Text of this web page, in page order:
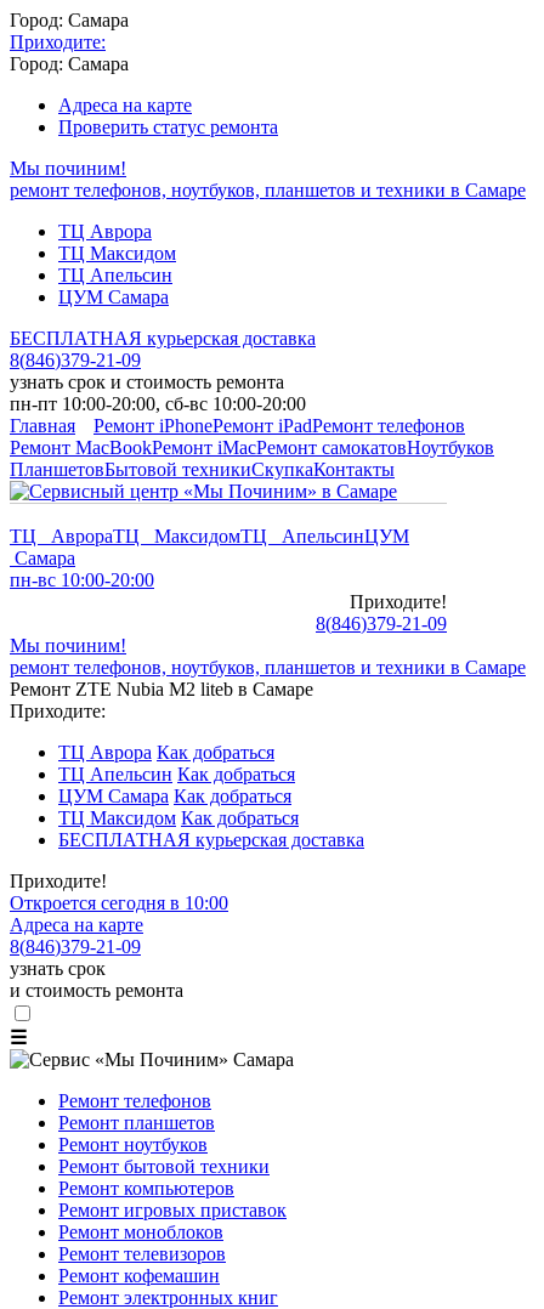
Город: Самара
Приходите:
Город: Самара
Адреса на карте
Проверить статус ремонта
Мы починим!
ремонт телефонов, ноутбуков, планшетов и техники в Самаре
ТЦ Аврора
ТЦ Максидом
ТЦ Апельсин
ЦУМ Самара
БЕСПЛАТНАЯ курьерская доставка
8(846)379-21-09
узнать срок и стоимость ремонта
пн-пт 10:00-20:00, сб-вс 10:00-20:00
Главная
Ремонт iPhoneРемонт iPadРемонт телефонов
Ремонт MacBookРемонт iMacРемонт самокатовНоутбуков
ПланшетовБытовой техникиСкупкаКонтакты
ТЦ АврораТЦ МаксидомТЦ АпельсинЦУМ
Самара
пн-вс 10:00-20:00
Приходите!
8(846)379-21-09
Мы починим!
ремонт телефонов, ноутбуков, планшетов и техники в Самаре
Ремонт ZTE Nubia M2 liteb в Самаре
Приходите:
ТЦ Аврора Как добраться
ТЦ Апельсин Как добраться
ЦУМ Самара Как добраться
ТЦ Максидом Как добраться
БЕСПЛАТНАЯ курьерская доставка
Приходите!
Откроется сегодня в 10:00
Адреса на карте
8(846)379-21-09
узнать срок
и стоимость ремонта
☰
Ремонт телефонов
Ремонт планшетов
Ремонт ноутбуков
Ремонт бытовой техники
Ремонт компьютеров
Ремонт игровых приставок
Ремонт моноблоков
Ремонт телевизоров
Ремонт кофемашин
Ремонт электронных книг